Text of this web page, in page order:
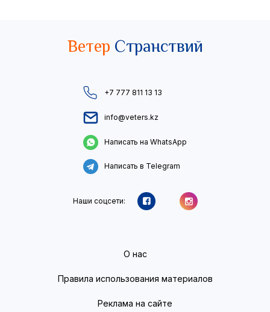
Ветер Странствий
+7 777 811 13 13
info@veters.kz
Написать на WhatsApp
Написать в Telegram
Наши соцсети:
О нас
Правила использования материалов
Реклама на сайте